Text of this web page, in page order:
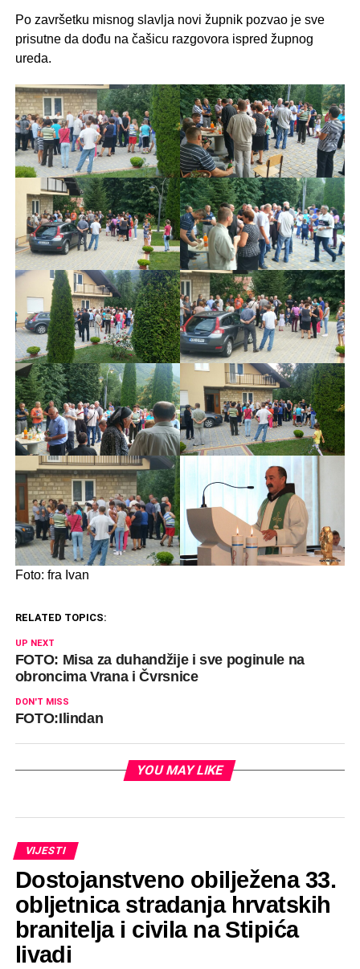
Po završetku misnog slavlja novi župnik pozvao je sve
prisutne da dođu na čašicu razgovora ispred župnog
ureda.
Foto: fra Ivan
RELATED TOPICS:
UP NEXT
FOTO: Misa za duhandžije i sve poginule na
obroncima Vrana i Čvrsnice
DON'T MISS
FOTO:Ilindan
YOU MAY LIKE
VIJESTI
Dostojanstveno obilježena 33.
obljetnica stradanja hrvatskih
branitelja i civila na Stipića
livadi